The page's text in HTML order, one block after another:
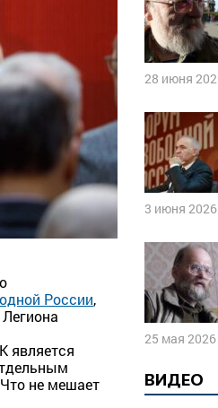
России,
является
не мешает
28 июня
3 июня 2026
25 мая 2026
ВИДЕО